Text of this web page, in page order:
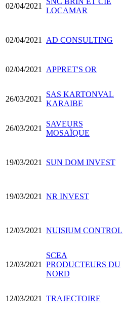
02/04/2021
LOCAMAR
02/04/2021 AD CONSULTING
02/04/2021 APPRET'S OR
26/03/2021
SAS KARTONVAL
KARAIBE
26/03/2021
SAVEURS
MOSAÏQUE
19/03/2021 SUN DOM INVEST
19/03/2021 NR INVEST
12/03/2021 NUISIUM CONTROL
12/03/2021
SCEA
PRODUCTEURS DU
NORD
12/03/2021 TRAJECTOIRE